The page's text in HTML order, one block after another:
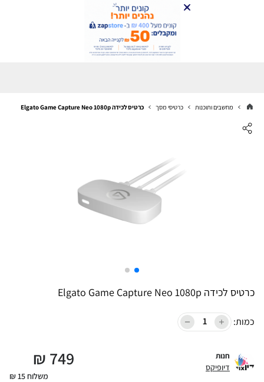
מחשבים ותוכנות כרטיסי מסך כרטיס לכידה Elgato Game Capture Neo 1080p
כרטיס לכידה Elgato Game Capture Neo 1080p
כמות:
חנות
דיופיקס 749
₪
משלוח 15 ₪